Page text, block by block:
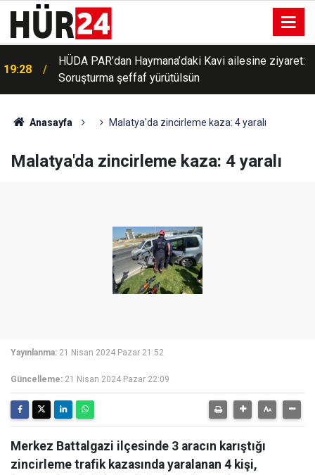
19:28
HÜDA PAR’dan Haymana’daki Kavi ailesine ziyaret:
Soruşturma şeffaf yürütülsün
Anasayfa Malatya'da zincirleme kaza: 4 yaralı
Malatya'da zincirleme kaza: 4 yaralı
Yayınlanma: 21 Nisan 2024 Pazar 21:52
Güncelleme: 21 Nisan 2024 Pazar 22:09
Merkez Battalgazi ilçesinde 3 aracın karıştığı
zincirleme trafik kazasında yaralanan 4 kişi,